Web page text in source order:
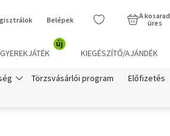
Belépek
A kosarad
üres
GYEREKJÁTÉK
új
KIEGÉSZÍTŐ/AJÁNDÉK
Törzsvásárlói program Előfizetés